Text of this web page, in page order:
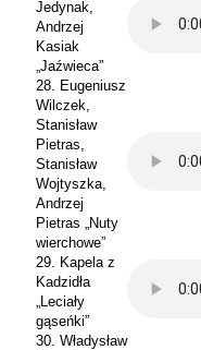
Jedynak,
Andrzej
Kasiak
„Jaźwieca”
28. Eugeniusz
Wilczek,
Stanisław
Pietras,
Stanisław
Wojtyszka,
Andrzej
Pietras „Nuty
wierchowe”
29. Kapela z
Kadzidła
„Leciały
gąseńki”
30. Władysław